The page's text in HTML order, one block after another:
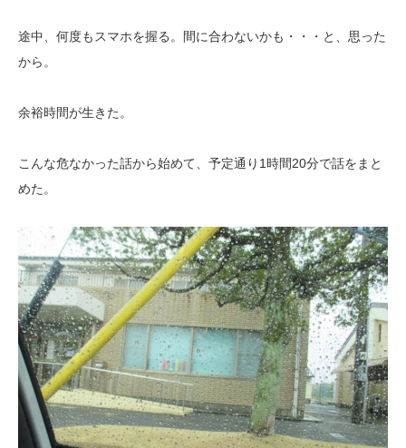
途中、何度もスマホを握る。間に合わないかも・・・と、思った
から。
余裕時間が生きた。
こんな危なかった話から始めて、予定通り1時間20分で話をまと
めた。